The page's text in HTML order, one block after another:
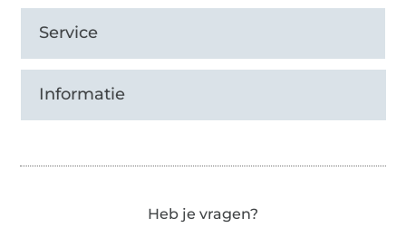
Service
Informatie
Heb je vragen?